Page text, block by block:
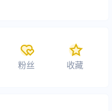
粉丝 收藏